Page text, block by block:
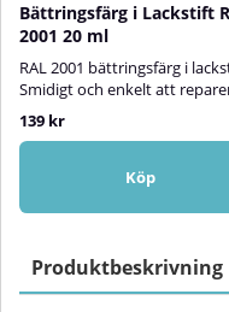
Bättringsfärg i Lackstift
2001 20 ml
RAL 2001 bättringsfärg i
Smidigt och enkelt att
små skadorMed RAL 2001
bättringsfärg i lackstift kan du
snabbt och enkelt reparera
lackskador på målade ytor
vattenbaserade halvblanka
professionell finish som
139 kr
Köp
Produktbeskrivning